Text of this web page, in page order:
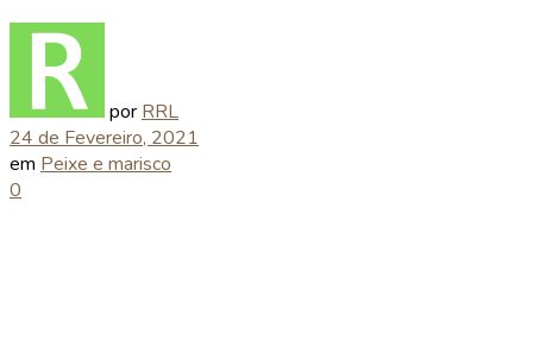
por RRL
24 de Fevereiro, 2021
em Peixe e marisco
0